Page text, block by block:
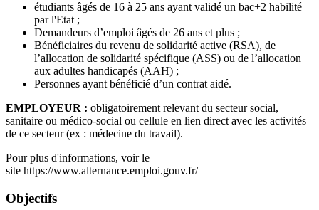
étudiants âgés de 16 à 25 ans ayant validé un bac+2 habilité
par l'Etat ;
Demandeurs d’emploi âgés de 26 ans et plus ;
Bénéficiaires du revenu de solidarité active (RSA), de
l’allocation de solidarité spécifique (ASS) ou de l’allocation
aux adultes handicapés (AAH) ;
Personnes ayant bénéficié d’un contrat aidé.
EMPLOYEUR : obligatoirement relevant du secteur social,
sanitaire ou médico-social ou cellule en lien direct avec les activités
de ce secteur (ex : médecine du travail).
Pour plus d'informations, voir le
site https://www.alternance.emploi.gouv.fr/
Objectifs